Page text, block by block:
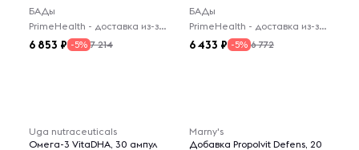
БАДы
PrimeHealth - доставка из-за рубежа
6 853 -5% 7 214
БАДы
PrimeHealth - доставка из-за рубежа
6 433 -5% 6 772
Uga nutraceuticals
Омега-3 VitaDHA, 30 ампул
Marny's
Добавка Propolvit Defens, 20